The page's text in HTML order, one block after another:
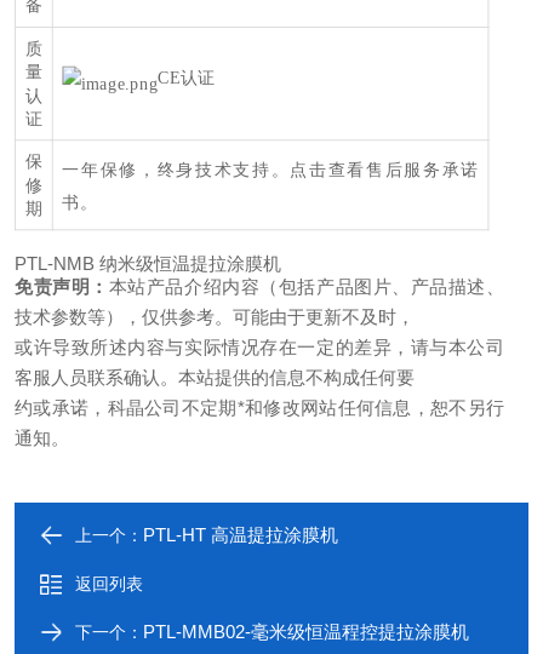
备
质
量
认
证
CE认证
保
修
期
一年保修，终身技术支持。 点击查看售后服务承诺
书。
PTL-NMB 纳米级恒温提拉涂膜机
免责声明： 本站产品介绍内容（包括产品图片、产品描述、
技术参数等），仅供参考。可能由于更新不及时，
或许导致所述内容与实际情况存在一定的差异，请与本公司
客服人员联系确认。本站提供的信息不构成任何要
约或承诺，科晶公司不定期*和修改网站任何信息，恕不另行
通知。
上一个： PTL-HT 高温提拉涂膜机
返回列表
下一个： PTL-MMB02-毫米级恒温程控提拉涂膜机